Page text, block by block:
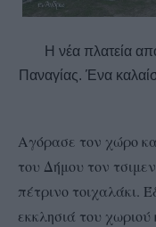
Η νέα πλατεία
Παναγίας. Ένα
Αγόρασε τον χώρο
του Δήμου τον
πέτρινο τοιχαλάκι.
εκκλησιά του